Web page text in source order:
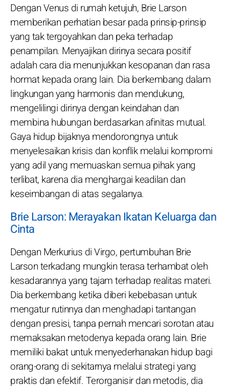
Dengan Venus di rumah ketujuh, Brie Larson
memberikan perhatian besar pada prinsip-prinsip
yang tak tergoyahkan dan peka terhadap
penampilan. Menyajikan dirinya secara positif
adalah cara dia menunjukkan kesopanan dan rasa
hormat kepada orang lain. Dia berkembang dalam
lingkungan yang harmonis dan mendukung,
mengelilingi dirinya dengan keindahan dan
membina hubungan berdasarkan afinitas mutual.
Gaya hidup bijaknya mendorongnya untuk
menyelesaikan krisis dan konflik melalui kompromi
yang adil yang memuaskan semua pihak yang
terlibat, karena dia menghargai keadilan dan
keseimbangan di atas segalanya.
Brie Larson: Merayakan Ikatan Keluarga dan
Cinta
Dengan Merkurius di Virgo, pertumbuhan Brie
Larson terkadang mungkin terasa terhambat oleh
kesadarannya yang tajam terhadap realitas materi.
Dia berkembang ketika diberi kebebasan untuk
mengatur rutinnya dan menghadapi tantangan
dengan presisi, tanpa pernah mencari sorotan atau
memaksakan metodenya kepada orang lain. Brie
memiliki bakat untuk menyederhanakan hidup bagi
orang-orang di sekitarnya melalui strategi yang
praktis dan efektif. Terorganisir dan metodis, dia